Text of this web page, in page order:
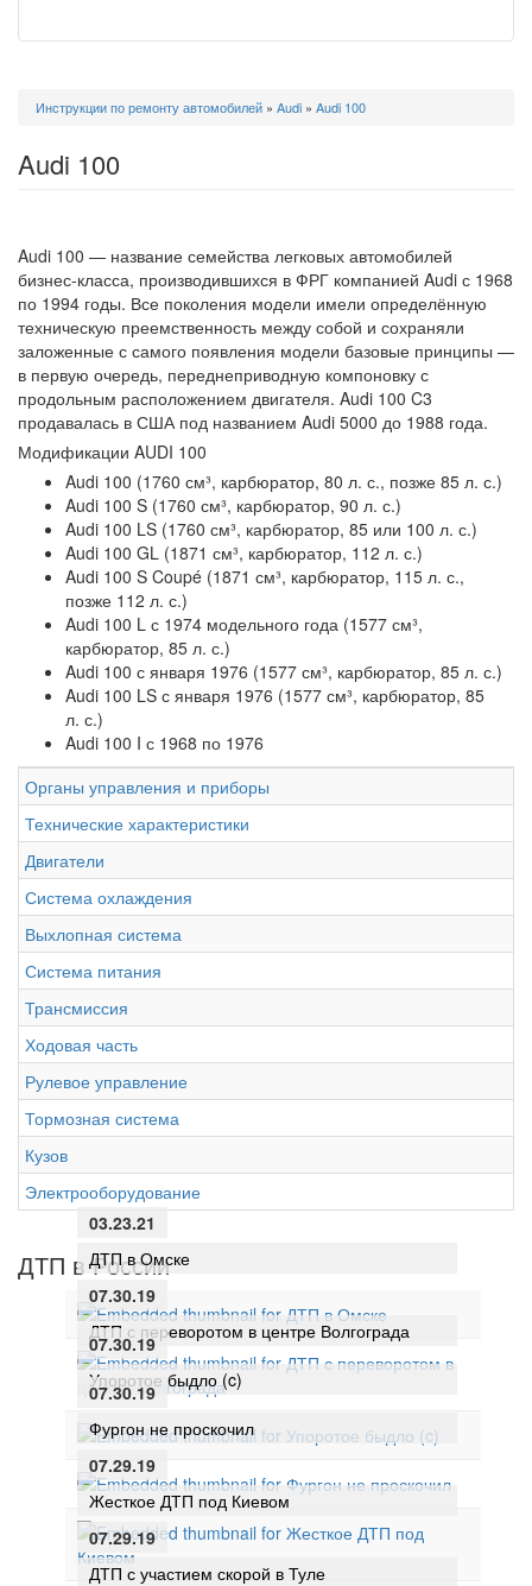
Вы
Инструкции по ремонту автомобилей » Audi » Audi 100
Audi 100
Audi 100 — название семейства легковых автомобилей
бизнес-класса, производившихся в ФРГ компанией Audi с 1968
по 1994 годы. Все поколения модели имели определённую
техническую преемственность между собой и сохраняли
заложенные с самого появления модели базовые принципы —
в первую очередь, переднеприводную компоновку с
продольным расположением двигателя. Audi 100 C3
продавалась в США под названием Audi 5000 до 1988 года.
Модификации AUDI 100
Audi 100 (1760 см³, карбюратор, 80 л. с., позже 85 л. с.)
Audi 100 S (1760 см³, карбюратор, 90 л. с.)
Audi 100 LS (1760 см³, карбюратор, 85 или 100 л. с.)
Audi 100 GL (1871 см³, карбюратор, 112 л. с.)
Audi 100 S Coupé (1871 см³, карбюратор, 115 л. с.,
позже 112 л. с.)
Audi 100 L с 1974 модельного года (1577 см³,
карбюратор, 85 л. с.)
Audi 100 с января 1976 (1577 см³, карбюратор, 85 л. с.)
Audi 100 LS с января 1976 (1577 см³, карбюратор, 85
л. с.)
Audi 100 I с 1968 по 1976
Органы управления и приборы
Технические характеристики
Двигатели
Система охлаждения
Выхлопная система
Система питания
Трансмиссия
Ходовая часть
Рулевое управление
Тормозная система
Кузов
Электрооборудование
ДТП в России
03.23.21
ДТП в Омске
07.30.19
ДТП с переворотом в центре Волгограда
07.30.19
Упоротое быдло (c)
07.30.19
Фургон не проскочил
07.29.19
Жесткое ДТП под Киевом
07.29.19
ДТП с участием скорой в Туле